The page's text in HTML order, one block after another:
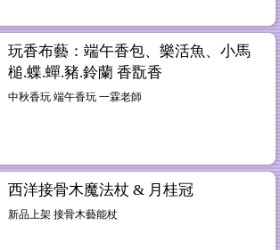
玩香布藝：端午香包、樂活魚、小馬
槌.蝶.蟬.豬.鈴蘭 香翫香
中秋香玩 端午香玩 一霖老師
西洋接骨木魔法杖 & 月桂冠
新品上架 接骨木藝能杖